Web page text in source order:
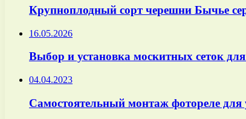
Крупноплодный сорт черешни Бычье
16.05.2026
Выбор и установка москитных сеток
04.04.2023
Самостоятельный монтаж фотореле